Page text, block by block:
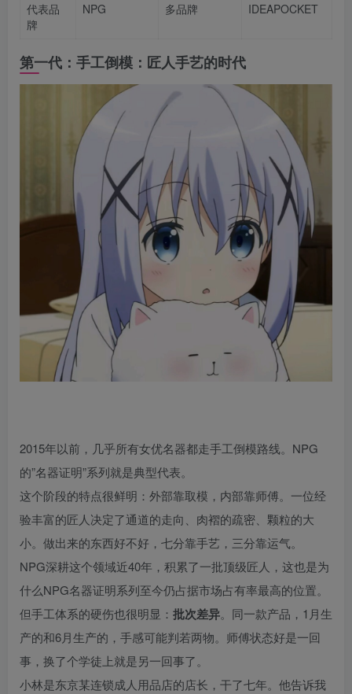
代表品
牌
NPG 多品牌 IDEAPOCKET
第一代：手工倒模：匠人手艺的时代
2015年以前，几乎所有女优名器都走手工倒模路线。NPG
的”名器证明”系列就是典型代表。
这个阶段的特点很鲜明：外部靠取模，内部靠师傅。一位经
验丰富的匠人决定了通道的走向、肉褶的疏密、颗粒的大
小。做出来的东西好不好，七分靠手艺，三分靠运气。
NPG深耕这个领域近40年，积累了一批顶级匠人，这也是为
什么NPG名器证明系列至今仍占据市场占有率最高的位置。
但手工体系的硬伤也很明显： 批次差异。同一款产品，1月生
产的和6月生产的，手感可能判若两物。师傅状态好是一回
事，换了个学徒上就是另一回事了。
小林是东京某连锁成人用品店的店长，干了七年。他告诉我